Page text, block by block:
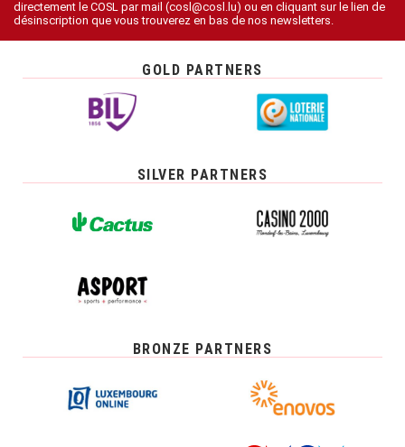
directement le COSL par mail (cosl@cosl.lu) ou en cliquant sur le lien de
désinscription que vous trouverez en bas de nos newsletters.
GOLD PARTNERS
SILVER PARTNERS
BRONZE PARTNERS